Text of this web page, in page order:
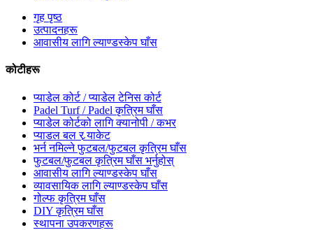
गृह पृष्ठ
उत्पादनहरू
आवासीय लागि ल्याण्डस्केप घाँस
कोटीहरू
प्याडेल कोर्ट / प्याडेल टेनिस कोर्ट
Padel Turf / Padel कृत्रिम घाँस
प्याडेल कोर्टको लागि क्यानोपी / कभर
प्याडल बल र र्‍याकेट
भर्न नमिल्ने फुटबल/फुटबल कृत्रिम घाँस
फुटबल/फुटबल कृत्रिम घाँस भर्नुहोस्
आवासीय लागि ल्याण्डस्केप घाँस
व्यावसायिक लागि ल्याण्डस्केप घाँस
गोल्फ कृत्रिम घाँस
DIY कृत्रिम घाँस
स्थापना उपकरणहरू